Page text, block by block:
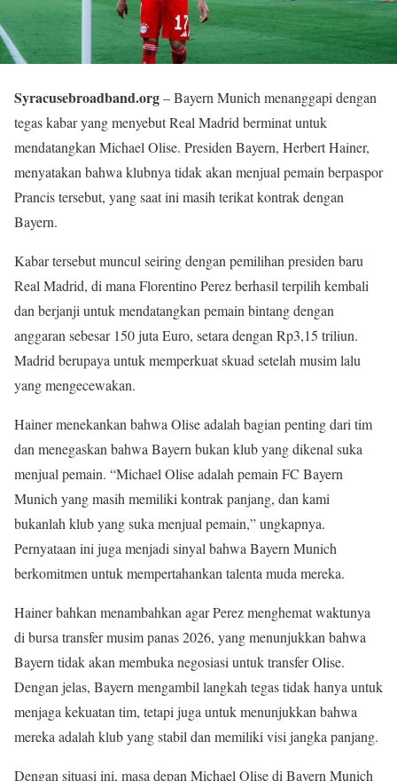
Syracusebroadband.org– Bayern Munich menanggapi dengan
tegas kabar yang menyebut Real Madrid berminat untuk
mendatangkan Michael Olise. Presiden Bayern, Herbert Hainer,
menyatakan bahwa klubnya tidak akan menjual pemain berpaspor
Prancis tersebut, yang saat ini masih terikat kontrak dengan
Bayern.
Kabar tersebut muncul seiring dengan pemilihan presiden baru
Real Madrid, di mana Florentino Perez berhasil terpilih kembali
dan berjanji untuk mendatangkan pemain bintang dengan
anggaran sebesar 150 juta Euro, setara dengan Rp3,15 triliun.
Madrid berupaya untuk memperkuat skuad setelah musim lalu
yang mengecewakan.
Hainer menekankan bahwa Olise adalah bagian penting dari tim
dan menegaskan bahwa Bayern bukan klub yang dikenal suka
menjual pemain. “Michael Olise adalah pemain FC Bayern
Munich yang masih memiliki kontrak panjang, dan kami
bukanlah klub yang suka menjual pemain,” ungkapnya.
Pernyataan ini juga menjadi sinyal bahwa Bayern Munich
berkomitmen untuk mempertahankan talenta muda mereka.
Hainer bahkan menambahkan agar Perez menghemat waktunya
di bursa transfer musim panas 2026, yang menunjukkan bahwa
Bayern tidak akan membuka negosiasi untuk transfer Olise.
Dengan jelas, Bayern mengambil langkah tegas tidak hanya untuk
menjaga kekuatan tim, tetapi juga untuk menunjukkan bahwa
mereka adalah klub yang stabil dan memiliki visi jangka panjang.
Dengan situasi ini, masa depan Michael Olise di Bayern Munich